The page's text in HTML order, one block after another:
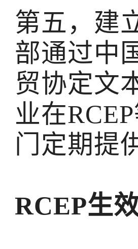
第五，建
部通过中
贸协定文
业在
门定期提
RCEP生